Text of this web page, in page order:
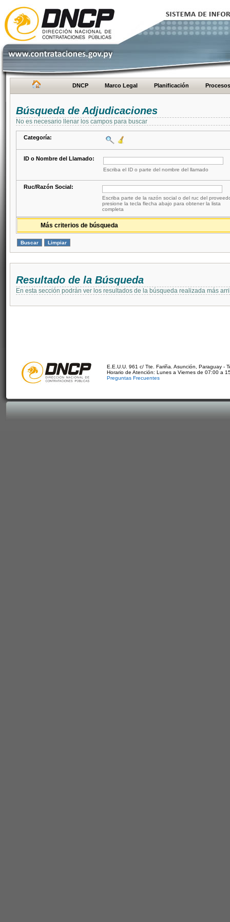
DNCP Marco Legal Planificación Procesos
Búsqueda de Adjudicaciones
No es necesario llenar los campos para buscar
Categoría:
ID o Nombre del Llamado:
Escriba el ID o parte del nombre del llamado
Ruc/Razón Social:
Escriba parte de la razón social o del ruc del
presione la tecla flecha abajo para obtener la lista
completa
Más criterios de búsqueda
Resultado de la Búsqueda
En esta sección podrán ver los resultados de la búsqueda realizada más
E.E.U.U. 961 c/ Tte. Fariña. Asunción, Paraguay -
Horario de Atención: Lunes a Viernes de 07:00 a
Preguntas Frecuentes